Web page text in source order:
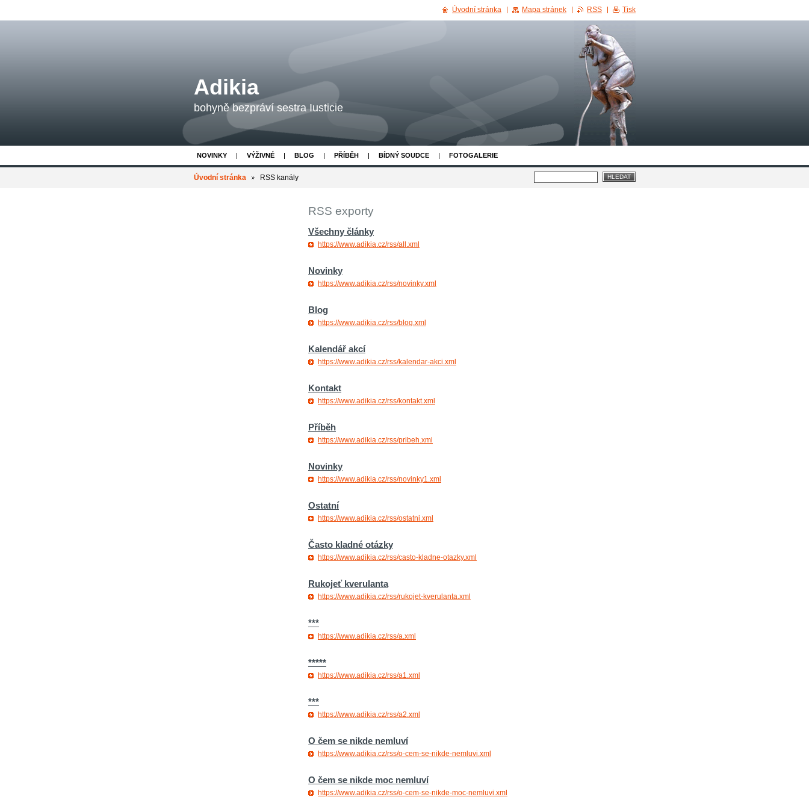
Adikia
bohyně bezpráví sestra Iusticie
NOVINKY VÝŽIVNÉ BLOG PŘÍBĚH BÍDNÝ SOUDCE FOTOGALERIE
Úvodní stránka RSS kanály
RSS exporty
Všechny články
https://www.adikia.cz/rss/all.xml
Novinky
https://www.adikia.cz/rss/novinky.xml
Blog
https://www.adikia.cz/rss/blog.xml
Kalendář akcí
https://www.adikia.cz/rss/kalendar-akci.xml
Kontakt
https://www.adikia.cz/rss/kontakt.xml
Příběh
https://www.adikia.cz/rss/pribeh.xml
Novinky
https://www.adikia.cz/rss/novinky1.xml
Ostatní
https://www.adikia.cz/rss/ostatni.xml
Často kladné otázky
https://www.adikia.cz/rss/casto-kladne-otazky.xml
Rukojeť kverulanta
https://www.adikia.cz/rss/rukojet-kverulanta.xml
***
https://www.adikia.cz/rss/a.xml
*****
https://www.adikia.cz/rss/a1.xml
***
https://www.adikia.cz/rss/a2.xml
O čem se nikde nemluví
https://www.adikia.cz/rss/o-cem-se-nikde-nemluvi.xml
O čem se nikde moc nemluví
https://www.adikia.cz/rss/o-cem-se-nikde-moc-nemluvi.xml
Úvodní stránka Mapa stránek RSS Tisk